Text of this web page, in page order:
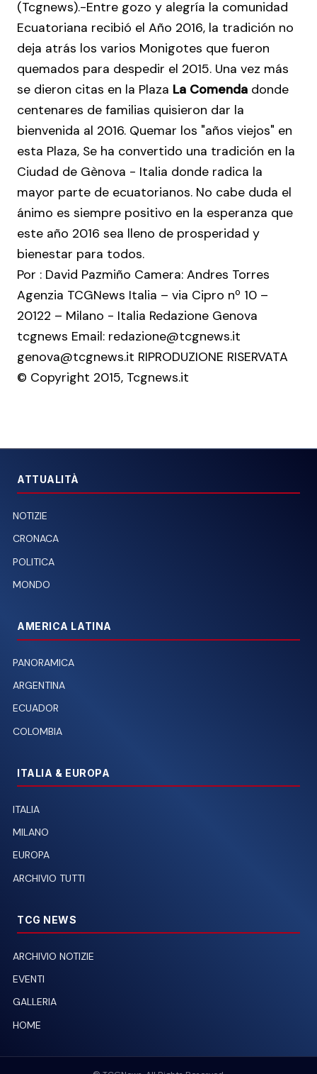
(Tcgnews).-Entre gozo y alegría la comunidad
Ecuatoriana recibió el Año 2016, la tradición no
deja atrás los varios Monigotes que fueron
quemados para despedir el 2015. Una vez más
se dieron citas en la Plaza La Comenda donde
centenares de familias quisieron dar la
bienvenida al 2016. Quemar los "años viejos" en
esta Plaza, Se ha convertido una tradición en la
Ciudad de Gènova - Italia donde radica la
mayor parte de ecuatorianos. No cabe duda el
ánimo es siempre positivo en la esperanza que
este año 2016 sea lleno de prosperidad y
bienestar para todos.
Por : David Pazmiño Camera: Andres Torres
Agenzia TCGNews Italia – via Cipro nº 10 –
20122 – Milano - Italia Redazione Genova
tcgnews Email: redazione@tcgnews.it
genova@tcgnews.it RIPRODUZIONE RISERVATA
© Copyright 2015, Tcgnews.it
ATTUALITÀ
NOTIZIE
CRONACA
POLITICA
MONDO
AMERICA LATINA
PANORAMICA
ARGENTINA
ECUADOR
COLOMBIA
ITALIA & EUROPA
ITALIA
MILANO
EUROPA
ARCHIVIO TUTTI
TCG NEWS
ARCHIVIO NOTIZIE
EVENTI
GALLERIA
HOME